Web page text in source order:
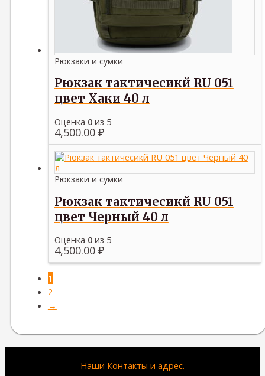
Рюкзаки и сумки
Рюкзак тактичесикй RU 051
цвет Хаки 40 л
Оценка 0из 5
4,500.00 ₽
Рюкзаки и сумки
Рюкзак тактичесикй RU 051
цвет Черный 40 л
Оценка 0из 5
4,500.00 ₽
1
2
→
Наши Контакты и адрес.